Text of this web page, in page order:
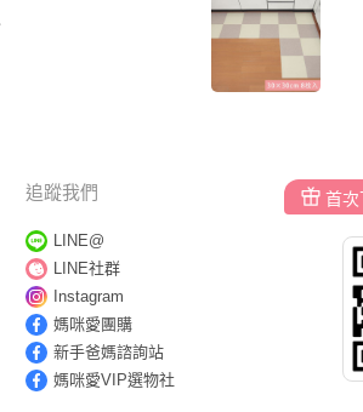
追蹤我們
LINE@
LINE社群
Instagram
媽咪愛團購
新手爸媽諮詢站
媽咪愛VIP選物社
首次